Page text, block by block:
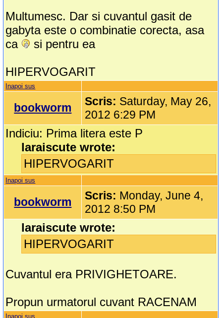
Multumesc. Dar si cuvantul gasit de
gabyta este o combinatie corecta, asa
ca
si pentru ea
HIPERVOGARIT
Inapoi sus
bookworm Scris: Saturday, May 26,
2012 6:29 PM
Indiciu: Prima litera este P
laraiscute wrote:
HIPERVOGARIT
Inapoi sus
bookworm Scris: Monday, June 4,
2012 8:50 PM
laraiscute wrote:
HIPERVOGARIT
Cuvantul era PRIVIGHETOARE.
Propun urmatorul cuvant RACENAM
Inapoi sus